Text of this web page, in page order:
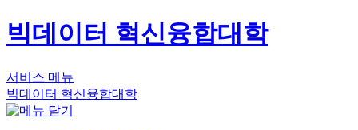
빅데이터 혁신융합대학
서비스 메뉴
빅데이터 혁신융합대학